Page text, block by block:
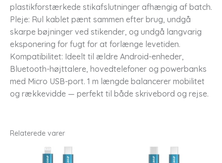
plastikforstærkede stikafslutninger afhængig af batch.
Pleje: Rul kablet pænt sammen efter brug, undgå
skarpe bøjninger ved stikender, og undgå langvarig
eksponering for fugt for at forlænge levetiden.
Kompatibilitet: Ideelt til ældre Android-enheder,
Bluetooth-højttalere, hovedtelefoner og powerbanks
med Micro USB-port. 1 m længde balancerer mobilitet
og rækkevidde — perfekt til både skrivebord og rejse.
Relaterede varer